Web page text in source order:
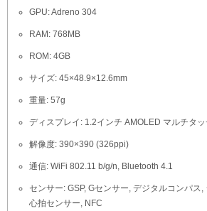
GPU: Adreno 304
RAM: 768MB
ROM: 4GB
サイズ: 45×48.9×12.6mm
重量: 57g
ディスプレイ: 1.2インチ AMOLED マルチタ
解像度: 390×390 (326ppi)
通信: WiFi 802.11 b/g/n, Bluetooth 4.1
センサー: GSP, Gセンサー, デジタルコンパス
心拍センサー, NFC